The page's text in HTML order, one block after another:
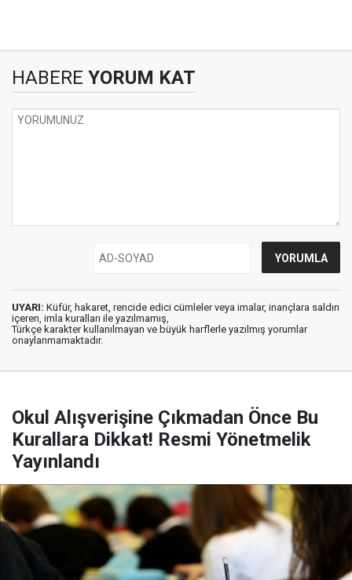
HABERE YORUM KAT
UYARI: Küfür, hakaret, rencide edici cümleler veya imalar, inançlara saldırı
içeren, imla kuralları ile yazılmamış,
Türkçe karakter kullanılmayan ve büyük harflerle yazılmış yorumlar
onaylanmamaktadır.
Okul Alışverişine Çıkmadan Önce Bu
Kurallara Dikkat! Resmi Yönetmelik
Yayınlandı